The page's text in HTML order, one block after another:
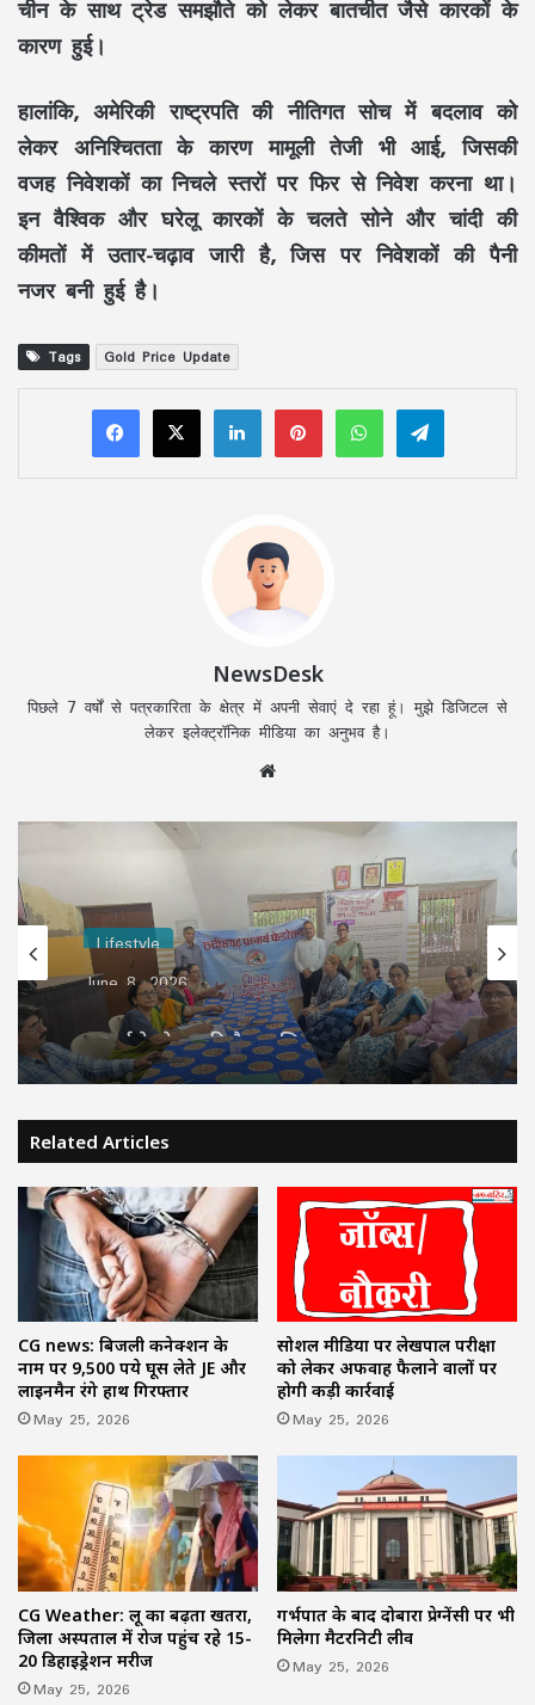
चीन के साथ ट्रेड समझौते को लेकर बातचीत जैसे कारकों के
कारण हुई।
हालांकि, अमेरिकी राष्ट्रपति की नीतिगत सोच में बदलाव को
लेकर अनिश्चितता के कारण मामूली तेजी भी आई, जिसकी
वजह निवेशकों का निचले स्तरों पर फिर से निवेश करना था।
इन वैश्विक और घरेलू कारकों के चलते सोने और चांदी की
कीमतों में उतार-चढ़ाव जारी है, जिस पर निवेशकों की पैनी
नजर बनी हुई है।
Tags Gold Price Update
LinkedInPinterestWhatsAppTelegram
NewsDesk
पिछले 7 वर्षों से पत्रकारिता के क्षेत्र में अपनी सेवाएं दे रहा हूं। मुझे डिजिटल से
लेकर इलेक्ट्रॉनिक मीडिया का अनुभव है।
Lifestyle
June 8, 2026
प्राचार्य फेडरेशन की बैठक, शिक्षा व्यवस्था
सुदृढ़ीकरण हेतु 8 महत्वपूर्ण प्रस्ताव पारित
Related Articles
CG news: बिजली कनेक्शन के
नाम पर 9,500 रुपये घूस लेते JE और
लाइनमैन रंगे हाथ गिरफ्तार
May 25, 2026
सोशल मीडिया पर लेखपाल परीक्षा
को लेकर अफवाह फैलाने वालों पर
होगी कड़ी कार्रवाई
May 25, 2026
CG Weather: लू का बढ़ता खतरा,
जिला अस्पताल में रोज पहुंच रहे 15-
20 डिहाइड्रेशन मरीज
May 25, 2026
गर्भपात के बाद दोबारा प्रेग्नेंसी पर भी
मिलेगा मैटरनिटी लीव
May 25, 2026